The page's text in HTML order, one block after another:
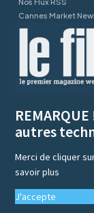
Nos Flux RSS
Cannes Market
autres
Merci de cliquer
savoir plus
J'accepte